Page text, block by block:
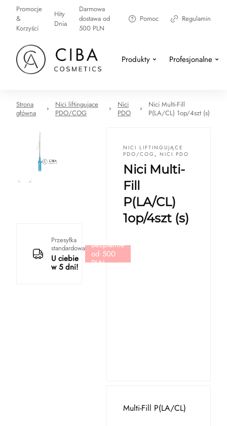
Promocje
&
Korzyści
Hity
Dnia
Darmowa
dostawa od
500 PLN
Pomoc Regulamin
Produkty Profesjonalne
Strona
główna
Nici liftingujące
PDO/COG
Nici
PDO
Nici Multi-Fill
P(LA/CL) 1op/4szt (s)
Przesyłka
standardowa
U ciebie
w 5 dni!
Bezpłatnie
od 500
PLN
NICI LIFTINGUJĄCE
PDO/COG , NICI PDO
Nici Multi-
Fill
P(LA/CL)
1op/4szt (s)
Multi-Fill P(LA/CL)